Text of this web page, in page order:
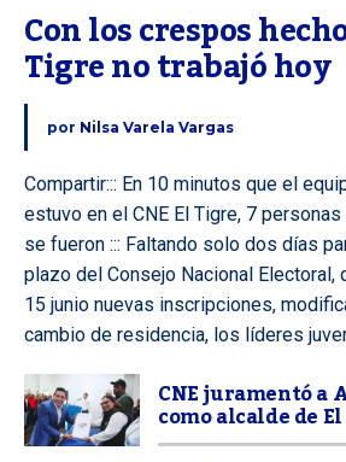
Con los crespos
Tigre no trabajó hoy
por Nilsa Varela Vargas
Compartir::: En 10 minutos que el
estuvo en el CNE El Tigre, 7
se fueron ::: Faltando solo dos días
plazo del Consejo Nacional Electoral,
15 junio nuevas inscripciones,
cambio de residencia, los líderes
CNE juramentó a
como alcalde de